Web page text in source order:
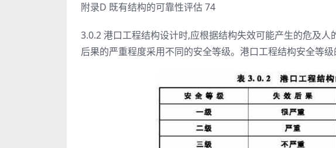
附录D 既有结构的可靠性评估 74
3.0.2 港口工程结构设计时,应根据结构失效可能产生的危及
后果的严重程度采用不同的安全等级。港口工程结构安全等级